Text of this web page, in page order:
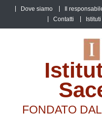
content
Dove siamo Il
Contatti
FONDATO